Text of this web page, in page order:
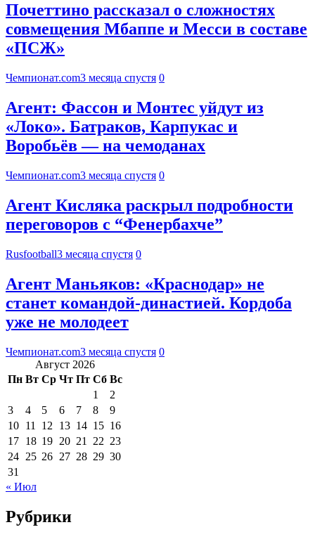
Почеттино рассказал о сложностях
совмещения Мбаппе и Месси в составе
«ПСЖ»
Чемпионат.com3 месяца спустя 0
Агент: Фассон и Монтес уйдут из
«Локо». Батраков, Карпукас и
Воробьёв — на чемоданах
Чемпионат.com3 месяца спустя 0
Агент Кисляка раскрыл подробности
переговоров с “Фенербахче”
Rusfootball3 месяца спустя 0
Агент Маньяков: «Краснодар» не
станет командой-династией. Кордоба
уже не молодеет
Чемпионат.com3 месяца спустя 0
Август 2026
Пн Вт Ср Чт Пт Сб Вс
1
2
3
4 5 6 7 8
9
10 11 12 13 14 15 16
17 18 19 20 21 22 23
24 25 26 27 28 29 30
31
« Июл
Рубрики